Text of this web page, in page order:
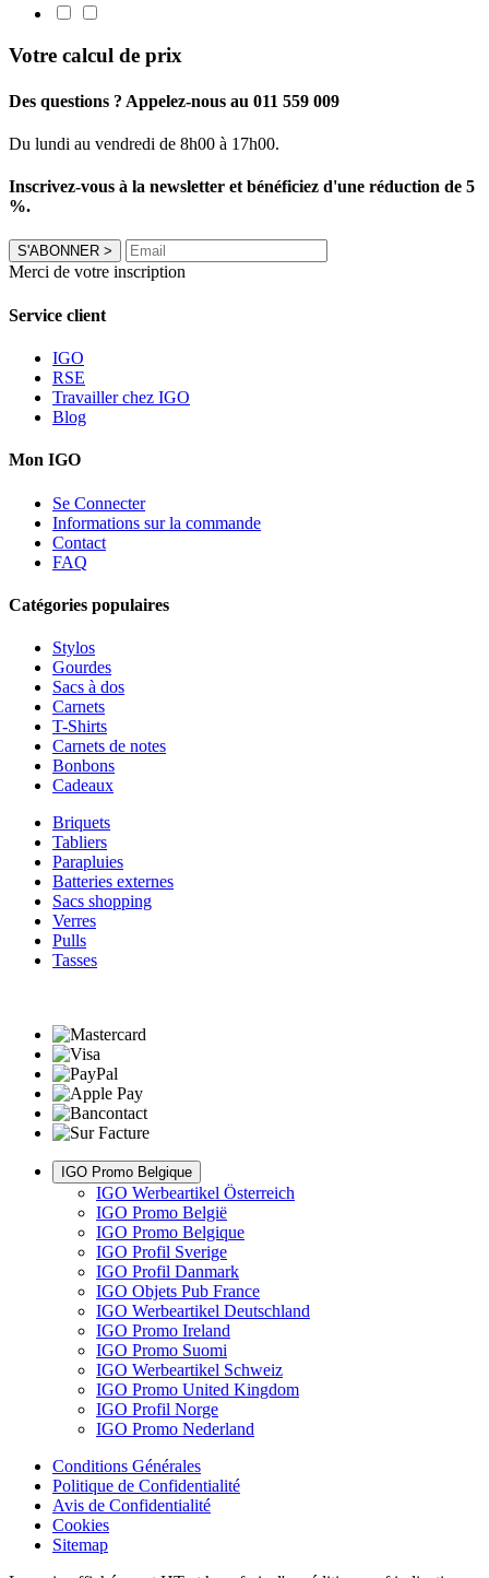
Votre calcul de prix
Des questions ? Appelez-nous au 011 559 009
Du lundi au vendredi de 8h00 à 17h00.
Inscrivez-vous à la newsletter et bénéficiez d'une réduction de 5
%.
S'ABONNER >
Merci de votre inscription
Service client
IGO
RSE
Travailler chez IGO
Blog
Mon IGO
Se Connecter
Informations sur la commande
Contact
FAQ
Catégories populaires
Stylos
Gourdes
Sacs à dos
Carnets
T-Shirts
Carnets de notes
Bonbons
Cadeaux
Briquets
Tabliers
Parapluies
Batteries externes
Sacs shopping
Verres
Pulls
Tasses
IGO Promo Belgique
IGO Werbeartikel Österreich
IGO Promo België
IGO Promo Belgique
IGO Profil Sverige
IGO Profil Danmark
IGO Objets Pub France
IGO Werbeartikel Deutschland
IGO Promo Ireland
IGO Promo Suomi
IGO Werbeartikel Schweiz
IGO Promo United Kingdom
IGO Profil Norge
IGO Promo Nederland
Conditions Générales
Politique de Confidentialité
Avis de Confidentialité
Cookies
Sitemap